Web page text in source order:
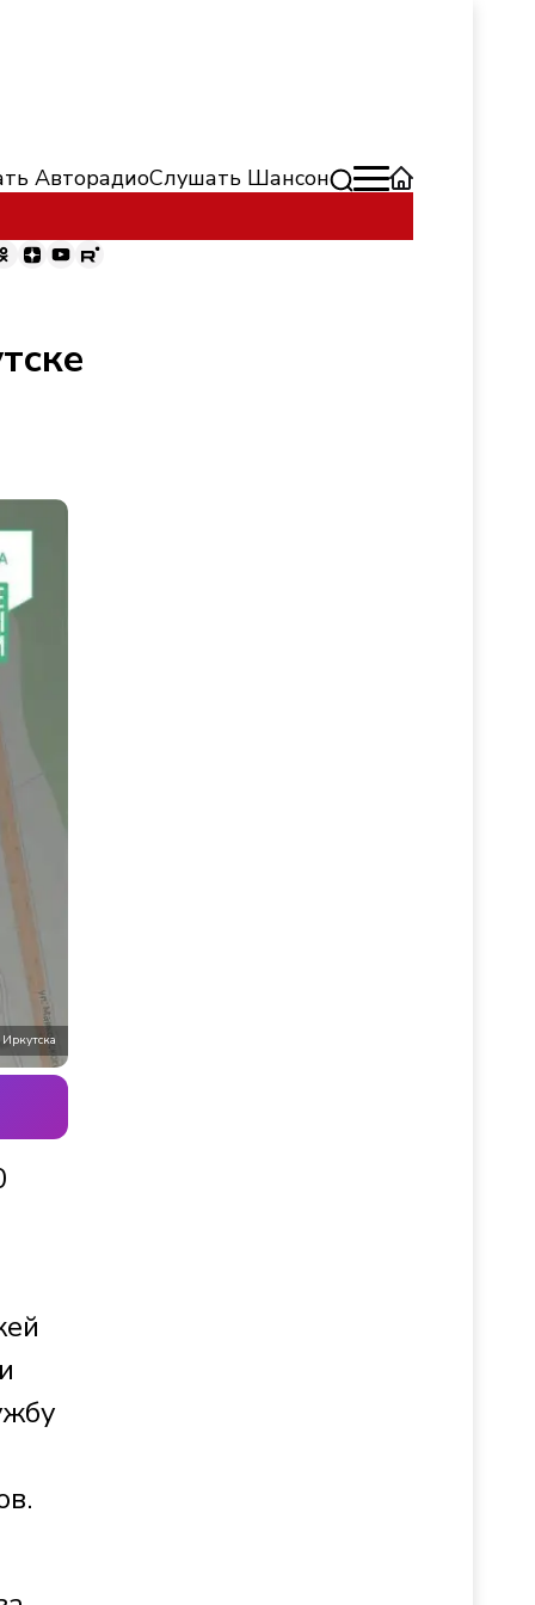
АвторадиоСлушать Шансон